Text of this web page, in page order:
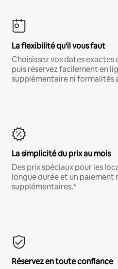
La flexibilité qu'il vous faut
Choisissez vos dates
puis réservez facilement en
supplémentaire ni formalités
La simplicité du prix au mois
Des prix spéciaux pour les
longue durée et un paiement
supplémentaires.*
Réservez en toute confiance